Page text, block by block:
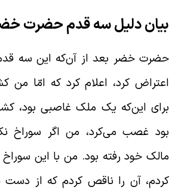
دلیل سه قدم حضرت خضر
خضر بعد از آن‌که این سه قدم
کرد، اعلام کرد که امّا من
این‌که یک ملک غاصبی بود،
غصب می‌کرد، من اگر سوراخ
خود رفته بود. من با این سوراخ
آن را ناقص کردم که از دست